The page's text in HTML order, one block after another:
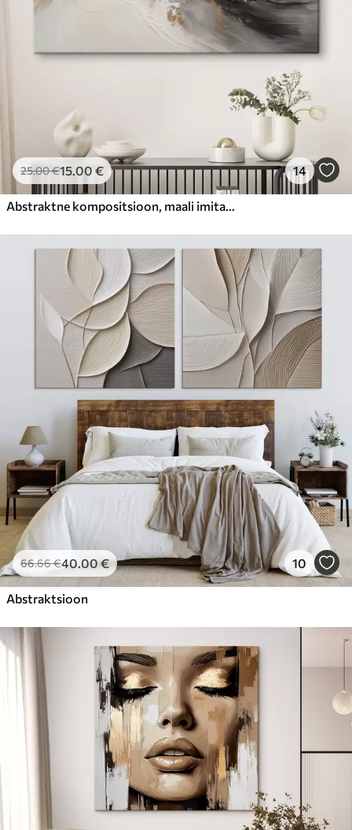
25.00€15.00 € 14
Abstraktne kompositsioon, maali imitatsioon
66.66€40.00€ 10
Abstraktsioon